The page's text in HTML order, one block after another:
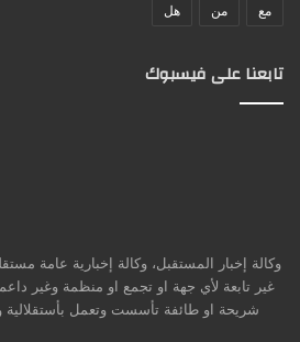
مع من هل
تابعنا على فيسبوك
وكالة إخبار المستقبل، وكالة إخبارية عامة
غير تابعة لأي جهة او تجمع او منظمة وغير
شريحة او طائفة تأسست وتعمل بأستقلالية